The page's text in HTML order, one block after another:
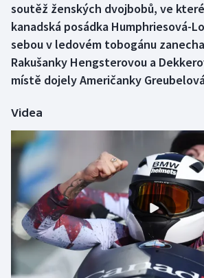
Dostihy
Florbal
Futsal
Golf
Gymnastika
Házená
Jezdectví
Judo
soutěž ženských dvojbobů, ve
kanadská posádka Humphriesová-
sebou v ledovém tobogánu
Rakušanky Hengsterovou a
místě dojely Američanky
Videa